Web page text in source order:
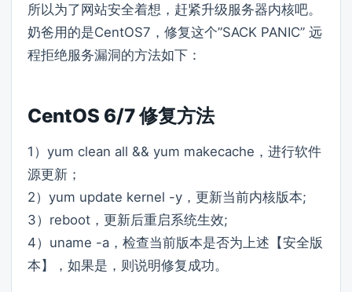
所以为了网站安全着想，赶紧升级服务器内核吧。
奶爸用的是CentOS7，修复这个”SACK PANIC” 远
程拒绝服务漏洞的方法如下：
CentOS 6/7 修复方法
1）yum clean all && yum makecache，进行软件
源更新；
2）yum update kernel -y，更新当前内核版本;
3）reboot，更新后重启系统生效;
4）uname -a，检查当前版本是否为上述【安全版
本】，如果是，则说明修复成功。